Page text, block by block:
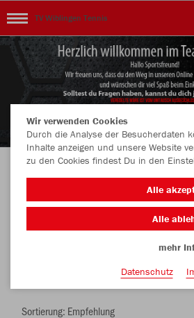
TV Wiblingen Tennis
Herzlich Willkommen im
Wiblingen
Wir verwenden Cookies
Durch die Analyse der Besucherdaten
Inhalte anzeigen und unsere Website
zu den Cookies findest Du in den
Alle
Alle
mehr
Datenschutz